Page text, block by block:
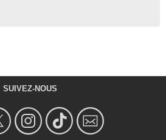
SUIVEZ-NOUS